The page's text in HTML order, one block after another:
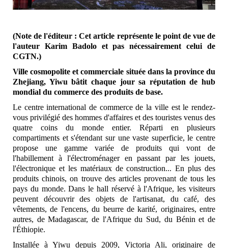
(Note de l'éditeur : Cet article représente le point de vue de
l'auteur Karim Badolo et pas nécessairement celui de
CGTN.)
Ville cosmopolite et commerciale située dans la province du
Zhejiang, Yiwu bâtit chaque jour sa réputation de hub
mondial du commerce des produits de base.
Le centre international de commerce de la ville est le rendez-
vous privilégié des hommes d'affaires et des touristes venus des
quatre coins du monde entier. Réparti en plusieurs
compartiments et s'étendant sur une vaste superficie, le centre
propose une gamme variée de produits qui vont de
l'habillement à l'électroménager en passant par les jouets,
l'électronique et les matériaux de construction... En plus des
produits chinois, on trouve des articles provenant de tous les
pays du monde. Dans le hall réservé à l'Afrique, les visiteurs
peuvent découvrir des objets de l'artisanat, du café, des
vêtements, de l'encens, du beurre de karité, originaires, entre
autres, de Madagascar, de l'Afrique du Sud, du Bénin et de
l'Éthiopie.
Installée à Yiwu depuis 2009, Victoria Ali, originaire de